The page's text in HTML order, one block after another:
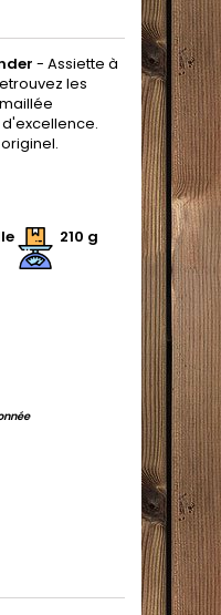
- Assiette à
les
210 g